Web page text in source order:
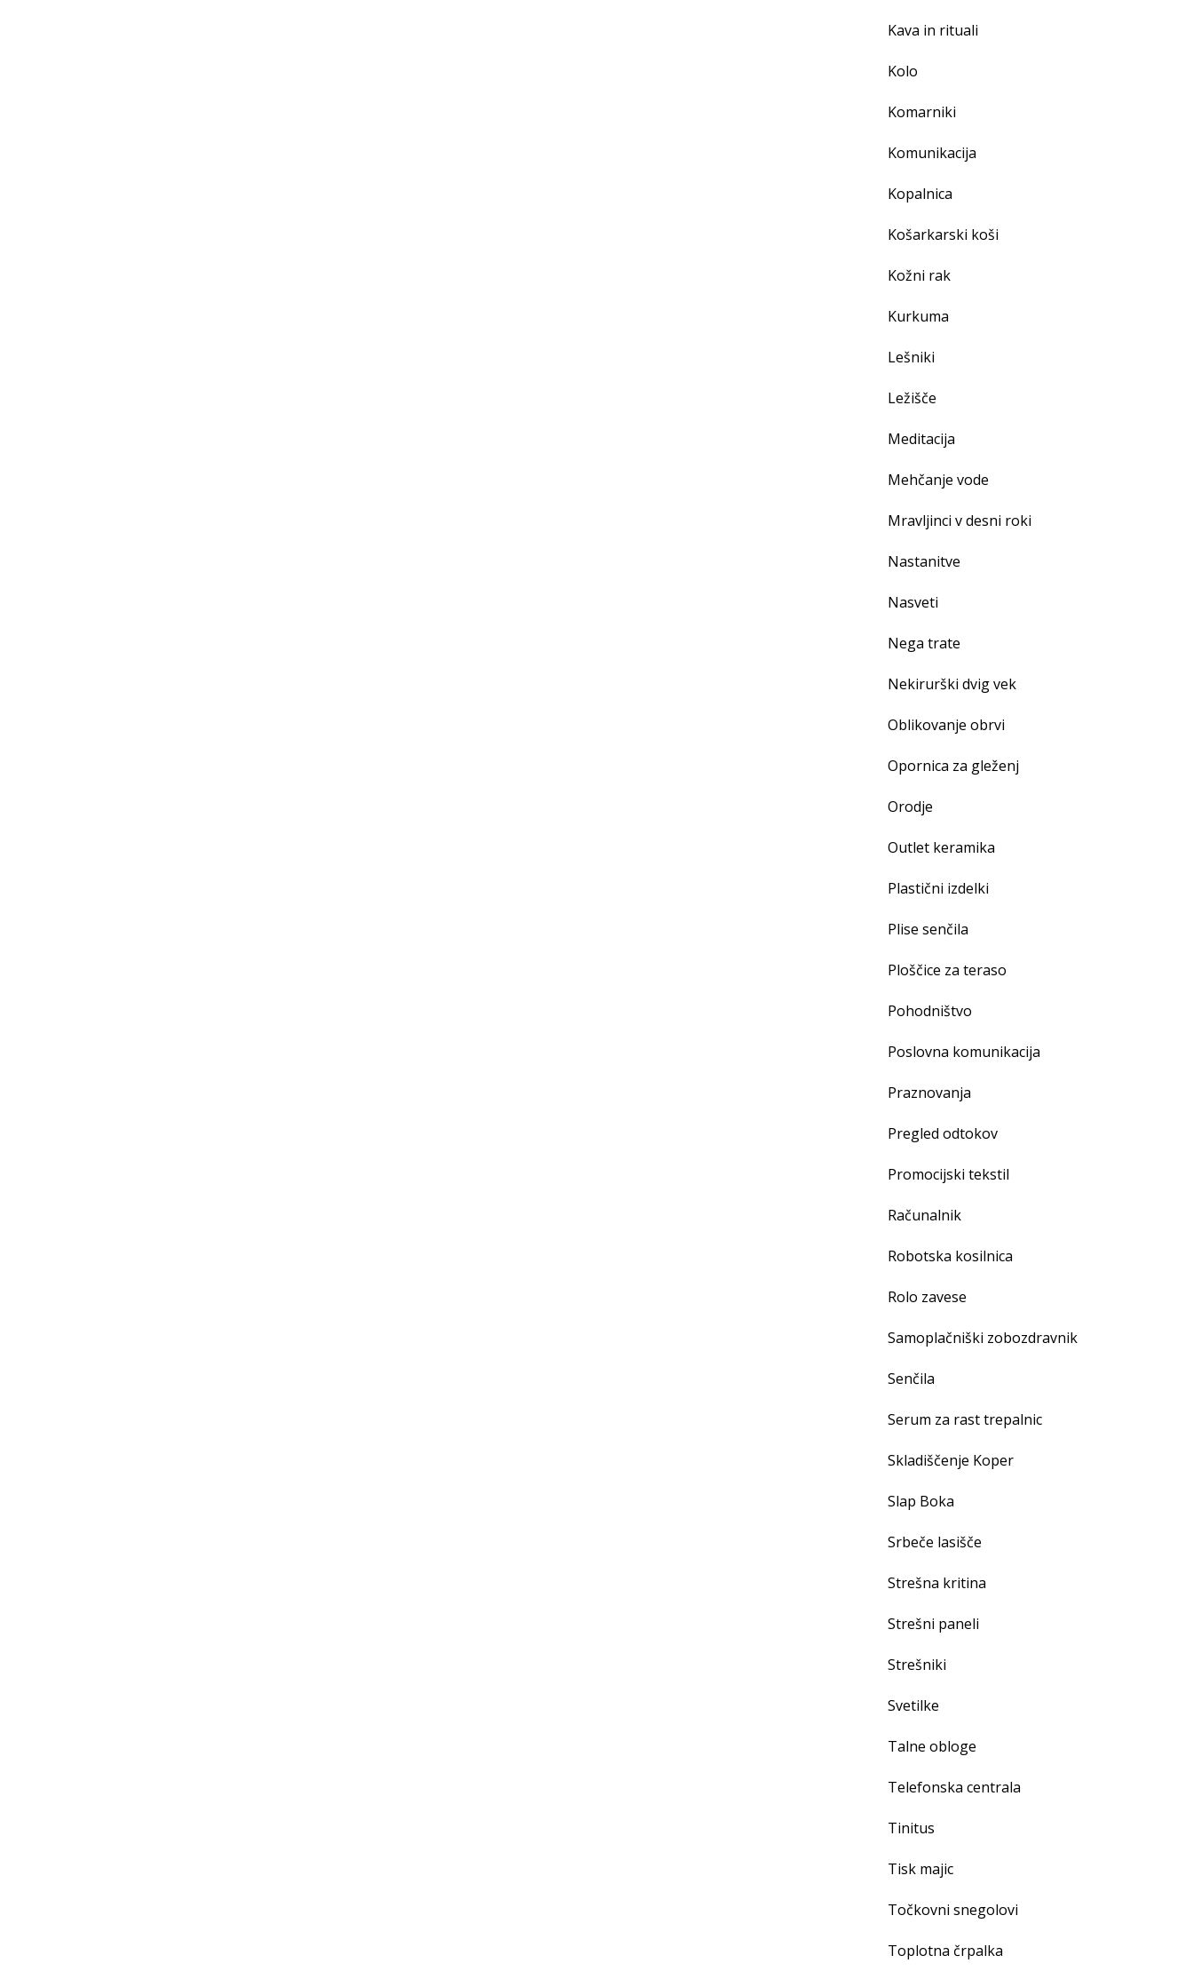
Kava in rituali
Kolo
Komarniki
Komunikacija
Kopalnica
Košarkarski koši
Kožni rak
Kurkuma
Lešniki
Ležišče
Meditacija
Mehčanje vode
Mravljinci v desni roki
Nastanitve
Nasveti
Nega trate
Nekirurški dvig vek
Oblikovanje obrvi
Opornica za gleženj
Orodje
Outlet keramika
Plastični izdelki
Plise senčila
Ploščice za teraso
Pohodništvo
Poslovna komunikacija
Praznovanja
Pregled odtokov
Promocijski tekstil
Računalnik
Robotska kosilnica
Rolo zavese
Samoplačniški zobozdravnik
Senčila
Serum za rast trepalnic
Skladiščenje Koper
Slap Boka
Srbeče lasišče
Strešna kritina
Strešni paneli
Strešniki
Svetilke
Talne obloge
Telefonska centrala
Tinitus
Tisk majic
Točkovni snegolovi
Toplotna črpalka